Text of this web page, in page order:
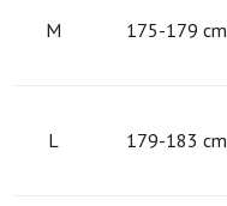
M 175-179 cm
L 179-183 cm